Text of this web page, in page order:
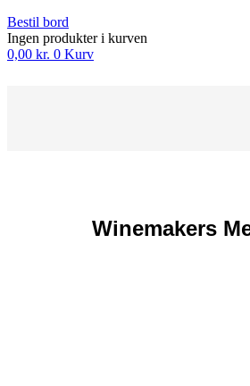
Bestil bord
Ingen produkter i kurven
0,00 kr. 0 Kurv
Winemakers